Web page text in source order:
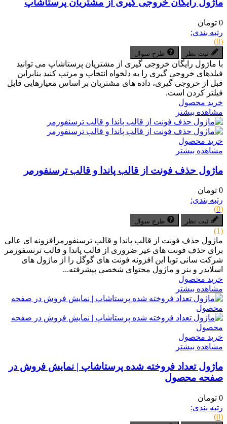
ماژول رایگان خروجی گیری از مشتریان پرستاشاپ
0 تومان
رتبه بندی:
(0)
ثبت نظر طرح سوال
با ماژول رایگان خروجی گیری از مشتریان پرستاشاپ می توانید
فیلدهای خروجی گیری را به دلخواه انتخاب و مرتب کنید بنابراین
قبل از خروجی گیری، داده های مشتریان بر اساس معیارهایی قابل
فیلتر کردن است.
خرید محصول
مشاهده بیشتر
خرید محصول
مشاهده بیشتر
ماژول حذف فونت از قالب پاندا و قالب ترسنفورمر
0 تومان
رتبه بندی:
(0)
ثبت نظر طرح سوال
(1)
ماژول حذف فونت از قالب پاندا و قالب ترسنفورمرافزونه ای عالی
برای حذف فونت های غیر ضروری از قالب پاندا و قالب ترنسفورمر
شرکت سانی توبا این افزونه فونت های گوگل را از ماژول های
اسلایدر و بنر و ماژول محتوای شخصی پیشرفته...
خرید محصول
مشاهده بیشتر
خرید محصول
مشاهده بیشتر
ماژول تعداد فروخته شده پرستاشاپ | نمایش فروش در
صفحه محصول
0 تومان
رتبه بندی:
(0)